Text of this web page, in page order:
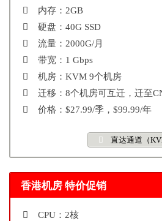
内存：2GB
硬盘：40G SSD
流量：2000G/月
带宽：1 Gbps
机房：KVM 9个机房
迁移：8个机房可互迁，迁至
价格：$27.99/季，$99.99/年
直达通道（
香港机房 特价促销
CPU：2核